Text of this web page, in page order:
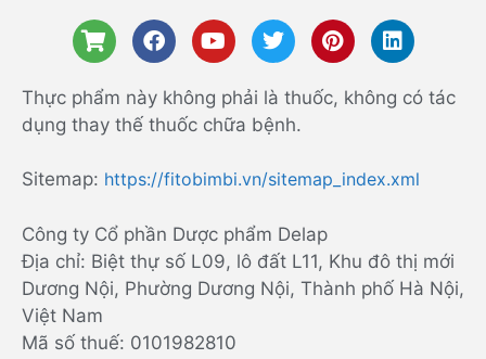
Thực phẩm này không phải là thuốc, không có tác
dụng thay thế thuốc chữa bệnh.
Sitemap: https://fitobimbi.vn/sitemap_index.xml
Công ty Cổ phần Dược phẩm Delap
Địa chỉ: Biệt thự số L09, lô đất L11, Khu đô thị mới
Dương Nội, Phường Dương Nội, Thành phố Hà Nội,
Việt Nam
Mã số thuế: 0101982810